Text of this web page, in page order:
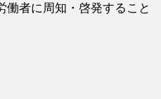
働者に周知・啓発すること